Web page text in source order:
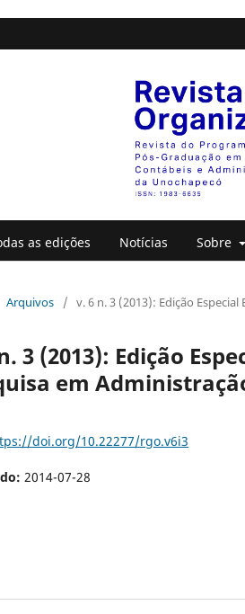
as edições Notícias Sobre
Arquivos / v. 6 n. 3 (2013): Edição
3 (2013): Edição
em
doi.org/10.22277/rgo.v6i3
2014-07-28